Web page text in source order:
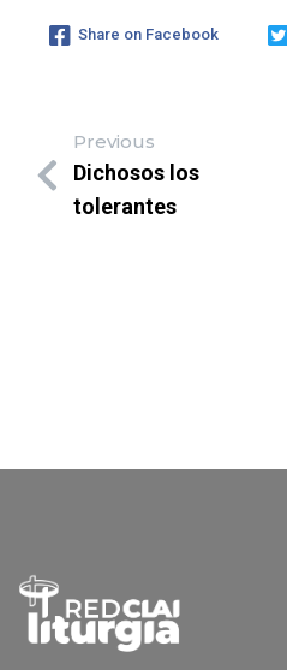
Share on Facebook
Previous
Dichosos los
tolerantes